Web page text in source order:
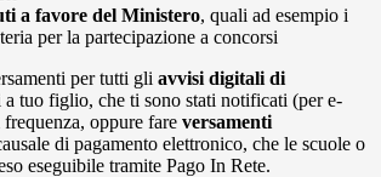
a favore del Ministero, quali ad esempio i
per la partecipazione a concorsi
per tutti gli avvisi digitali di
a tuo figlio, che ti sono stati notificati (per e-
oppure fare versamenti
di pagamento elettronico, che le scuole o
eseguibile tramite Pago In Rete.